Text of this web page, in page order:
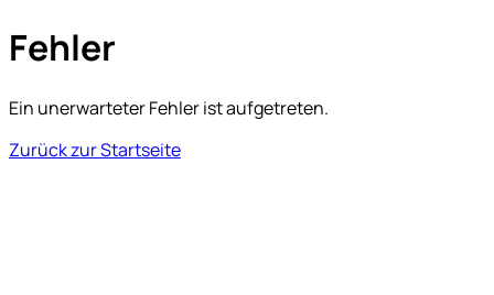
Fehler
Ein unerwarteter Fehler ist aufgetreten.
Zurück zur Startseite